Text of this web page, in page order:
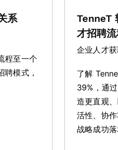
系
程至一个
模式，
TenneT
才招聘
企业人才
了解
39%，通
造更直观
活性、协
战略成功落